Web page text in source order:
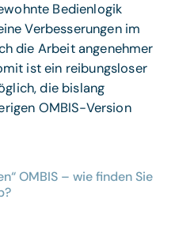
Bedienlogik
Verbesserungen im
die Arbeit angenehmer
ist ein reibungsloser
die bislang
OMBIS-Version
OMBIS – wie finden Sie